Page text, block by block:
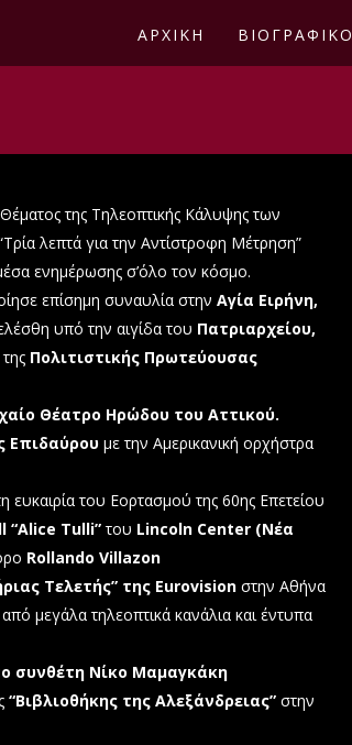
ΑΡΧΙΚΗ ΒΙΟΓΡΑΦΙΚΟ
της Τηλεοπτικής Κάλυψης των
λεπτά για την Αντίστροφη Μέτρηση”
ενημέρωσης σ’όλο τον κόσμο.
επίσημη συναυλία στην Αγία Ειρήνη,
υπό την αιγίδα του Πατριαρχείου,
Πολιτιστικής Πρωτεύουσας
Θέατρο Ηρώδου του Αττικού.
Επιδαύρου με την Αμερικανική ορχήστρα
ευκαιρία του Εορτασμού της 60ης Επετείου
“Alice Tulli”του Lincoln Center (Νέα
Rollando Villazon
Τελετής” της Eurovision στην Αθήνα
μεγάλα τηλεοπτικά κανάλια και έντυπα
συνθέτη Νίκο Μαμαγκάκη
“Βιβλιοθήκης της Αλεξάνδρειας” στην